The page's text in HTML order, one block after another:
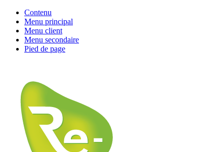
Contenu
Menu principal
Menu client
Menu secondaire
Pied de page